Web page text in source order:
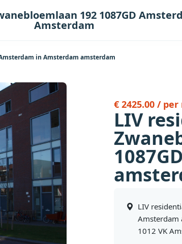
192 1087GD
Amsterdam
in Amsterdam amsterdam
€ 2425.00 /
LIV
LIV
Amsterdam
1012 VK